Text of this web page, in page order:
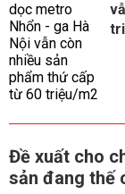
Đề xuất cho
sản đang thế